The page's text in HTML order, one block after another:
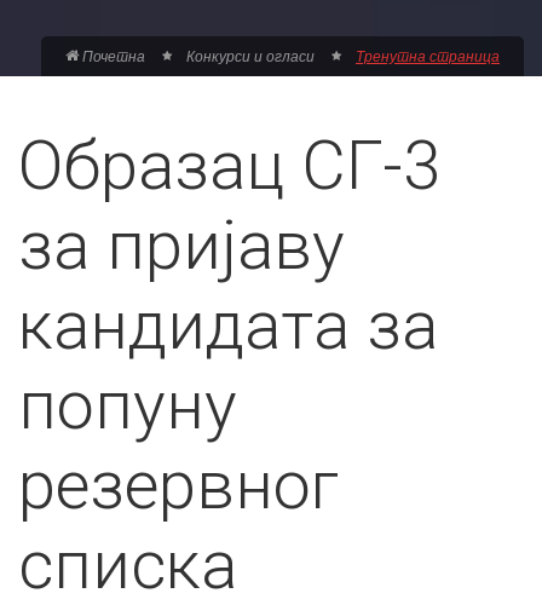
Почетна Конкурси и огласи Тренутна страница
Образац СГ-3
за пријаву
кандидата за
попуну
резервног
списка